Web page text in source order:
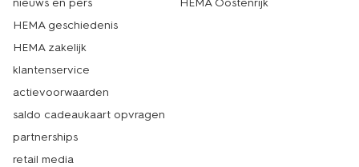
nieuws en pers
HEMA geschiedenis
HEMA zakelijk
klantenservice
actievoorwaarden
saldo cadeaukaart opvragen
partnerships
retail media
HEMA Oostenrijk